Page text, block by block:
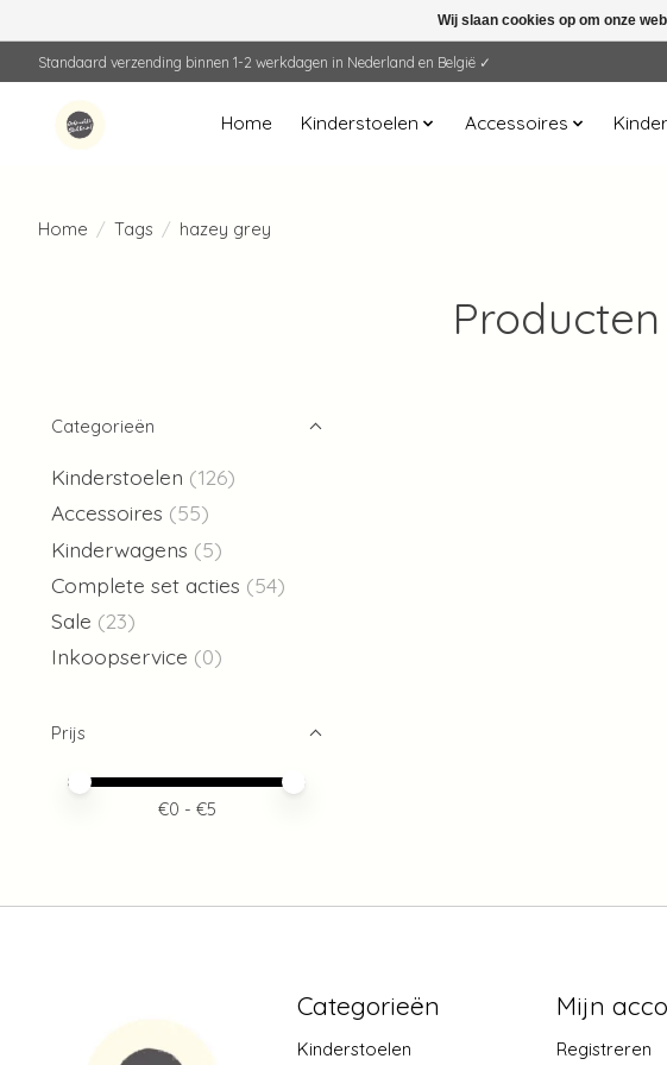
Standaard verzending binnen 1-2 werkdagen in Nederland en België ✓
Home Kinderstoelen Accessoires
Home / Tags / hazey grey
Categorieën
Kinderstoelen (126)
Accessoires (55)
Kinderwagens (5)
Complete set acties (54)
Sale (23)
Inkoopservice (0)
Prijs
Minimale prijswaarde
Price maximum value
€0 - €5
Categorieën
Kinderstoelen
Mijn
Registreren
Wij slaan cookies op om onze